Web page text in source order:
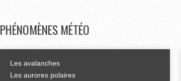
PHÉNOMÈNES MÉTÉO
Les avalanches
Les aurores polaires